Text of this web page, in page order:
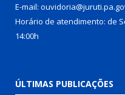
E-mail:
Horário de atendimento: de
14:00h
ÚLTIMAS PUBLICAÇÕES